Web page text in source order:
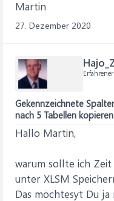
Martin
27. Dezember 2020
Gekennzeichnete
nach 5 Tabellen kopieren
Hallo Martin,
warum sollte ich Zeit
unter XLSM
Das möchtesyt Du ja